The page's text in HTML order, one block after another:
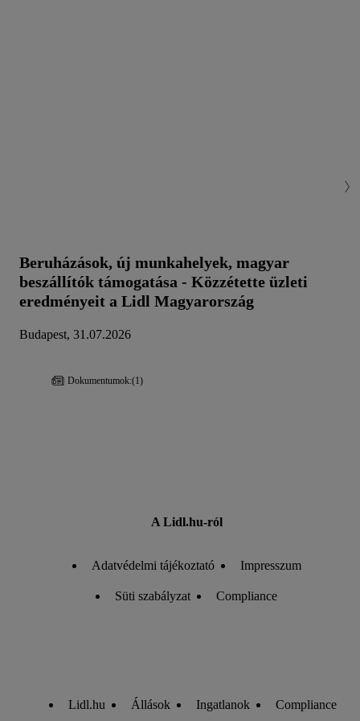
Beruházások, új munkahelyek, magyar
beszállítók támogatása - Közzétette üzleti
eredményeit a Lidl Magyarország
Budapest, 31.07.2026
Dokumentumok:(1)
A Lidl.hu-ról
Adatvédelmi tájékoztató Impresszum
Süti szabályzat Compliance
Lidl.hu Állások Ingatlanok Compliance